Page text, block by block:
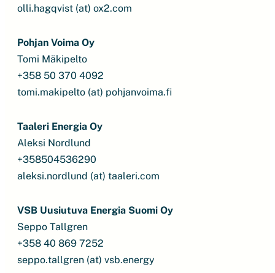
olli.hagqvist (at) ox2.com
Pohjan Voima Oy
Tomi Mäkipelto
+358 50 370 4092
tomi.makipelto (at) pohjanvoima.fi
Taaleri Energia Oy
Aleksi Nordlund
+358504536290
aleksi.nordlund (at) taaleri.com
VSB Uusiutuva Energia Suomi Oy
Seppo Tallgren
+358 40 869 7252
seppo.tallgren (at) vsb.energy